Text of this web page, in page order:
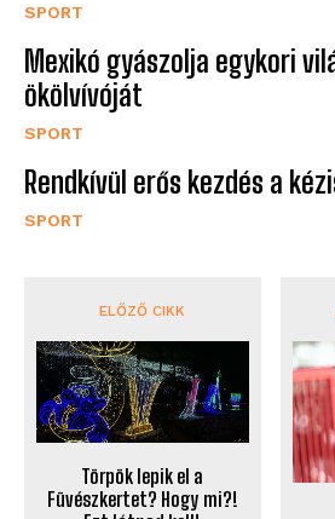
SPORT
Mexikó gyászolja egykori
ökölvívóját
SPORT
Rendkívül erős kezdés a
SPORT
ELŐZŐ CIKK
Törpök lepik el a
Füvészkertet? Hogy mi?!